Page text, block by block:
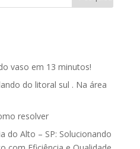
vaso em 13 minutos!
do litoral sul . Na área
resolver
do Alto – SP: Solucionando